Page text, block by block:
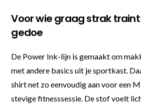
Voor wie graag strak
gedoe
De Power Ink-lijn is gemaakt om
met andere basics uit je sportkast.
shirt net zo eenvoudig aan voor een
stevige fitnesssessie. De stof voelt